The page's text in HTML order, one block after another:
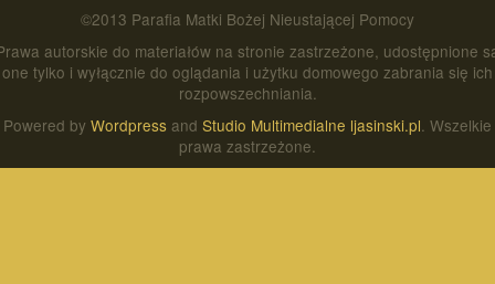
©2013 Parafia Matki Bożej Nieustającej Pomocy
autorskie do materiałów na stronie zastrzeżone, udostępnione
one tylko i wyłącznie do oglądania i użytku domowego zabrania się ich
rozpowszechniania.
Powered by Wordpress and Studio Multimedialne ljasinski.pl . Wszelkie
prawa zastrzeżone.